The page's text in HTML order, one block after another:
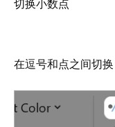
切换小数点
在逗号和点之间切